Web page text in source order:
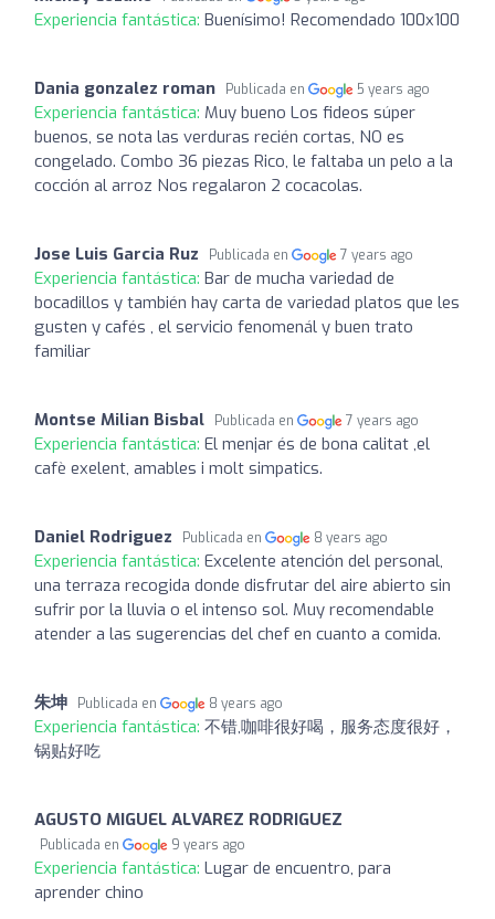
Experiencia fantástica: Buenísimo! Recomendado 100x100
Dania gonzalez roman Publicada en 5 years ago
Experiencia fantástica: Muy bueno Los fideos súper
buenos, se nota las verduras recién cortas, NO es
congelado. Combo 36 piezas Rico, le faltaba un pelo a la
cocción al arroz Nos regalaron 2 cocacolas.
Jose Luis Garcia Ruz Publicada en 7 years ago
Experiencia fantástica: Bar de mucha variedad de
bocadillos y también hay carta de variedad platos que les
gusten y cafés , el servicio fenomenál y buen trato
familiar
Montse Milian Bisbal Publicada en 7 years ago
Experiencia fantástica: El menjar és de bona calitat ,el
cafè exelent, amables i molt simpatics.
Daniel Rodriguez Publicada en 8 years ago
Experiencia fantástica: Excelente atención del personal,
una terraza recogida donde disfrutar del aire abierto sin
sufrir por la lluvia o el intenso sol. Muy recomendable
atender a las sugerencias del chef en cuanto a comida.
朱坤 Publicada en 8 years ago
Experiencia fantástica: 不错,咖啡很好喝，服务态度很好，
锅贴好吃
AGUSTO MIGUEL ALVAREZ RODRIGUEZ
Publicada en 9 years ago
Experiencia fantástica: Lugar de encuentro, para
aprender chino